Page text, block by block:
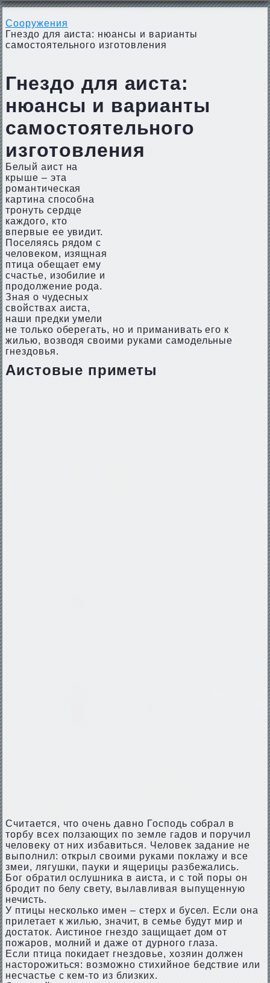
Сооружения
Гнездо для аиста: нюансы и варианты
самостоятельного изготовления
Гнездо для аиста:
нюансы и варианты
самостоятельного
изготовления
Белый аист на
крыше – эта
романтическая
картина способна
тронуть сердце
каждого, кто
впервые ее увидит.
Поселяясь рядом с
человеком, изящная
птица обещает ему
счастье, изобилие и
продолжение рода.
Зная о чудесных
свойствах аиста,
наши предки умели
не только оберегать, но и приманивать его к
жилью, возводя своими руками самодельные
гнездовья.
Аистовые приметы
Считается, что очень давно Господь собрал в
торбу всех ползающих по земле гадов и поручил
человеку от них избавиться. Человек задание не
выполнил: открыл своими руками поклажу и все
змеи, лягушки, пауки и ящерицы разбежались.
Бог обратил ослушника в аиста, и с той поры он
бродит по белу свету, вылавливая выпущенную
нечисть.
У птицы несколько имен – стерх и бусел. Если она
прилетает к жилью, значит, в семье будут мир и
достаток. Аистиное гнездо защищает дом от
пожаров, молний и даже от дурного глаза.
Если птица покидает гнездовье, хозяин должен
насторожиться: возможно стихийное бедствие или
несчастье с кем-то из близких.